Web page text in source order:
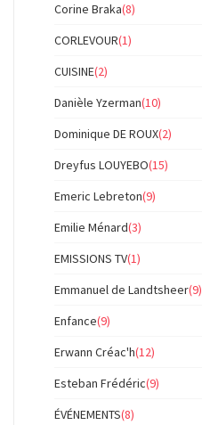
Corine Braka(8)
CORLEVOUR(1)
CUISINE(2)
Danièle Yzerman(10)
Dominique DE ROUX(2)
Dreyfus LOUYEBO(15)
Emeric Lebreton(9)
Emilie Ménard(3)
EMISSIONS TV(1)
Emmanuel de Landtsheer(9)
Enfance(9)
Erwann Créac'h(12)
Esteban Frédéric(9)
ÉVÉNEMENTS(8)